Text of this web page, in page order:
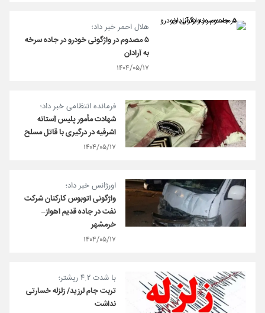
هلال احمر خبر داد؛
۵ مصدوم در واژگونی خودرو در جاده سرخه
به آرادان
۱۴۰۴/۰۵/۱۷
فرمانده انتظامی خبر داد؛
شهادت مأمور پلیس آستانه
اشرفیه در درگیری با قاتل مسلح
۱۴۰۴/۰۵/۱۷
اورژانس خبر داد؛
واژگونی اتوبوس کارکنان شرکت
نفت در جاده قدیم اهواز–
خرمشهر
۱۴۰۴/۰۵/۱۷
با شدت ۴.۲ ریشتر؛
تربت جام لرزید/ زلزله خسارتی
نداشت